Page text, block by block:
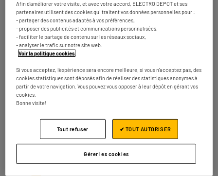
Fermé actuellement
Numéro
4
9.59 km
MONTGERON
ZAC Maurice Garin
Numéro Plus d'infos
ELECTRO DEPOT PARIS - THIAIS
Afin d'améliorer votre visite, et avec votre accord, ELECTRO DEPOT et ses
partenaires utilisent des cookies qui traitent vos données personnelles pour :
- partager des contenus adaptés à vos préférences,
- proposer des publicités et communications personnalisées,
- faciliter le partage de contenu sur les réseaux sociaux,
- analyser le trafic sur notre site web.
Voir la politique cookies
Si vous acceptez, l'expérience sera encore meilleure, si vous n'acceptez pas, des
cookies statistiques sont déposés afin de réaliser des statistiques anonymes à
partir de votre navigation. Vous pouvez vous opposer à leur dépôt en gérant vos
cookies.
Bonne visite!
Gérer les cookies
Tout refuser ✔ TOUT AUTORISER